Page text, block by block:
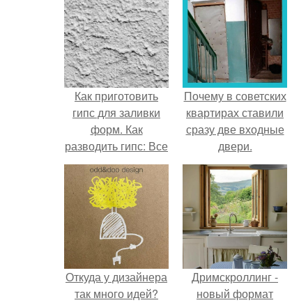
Как приготовить
гипс для заливки
форм. Как
разводить гипс: Все
о приготовлении
идеального
раствора
Почему в советских
квартирах ставили
сразу две входные
двери.
Откуда у дизайнера
так много идей?
Дримскроллинг -
новый формат